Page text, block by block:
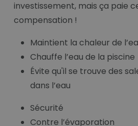
investissement, mais ça paie
compensation !
Maintient la chaleur de
Chauffe l’eau de la piscine
Évite qu'il se trouve des
dans l’eau
Sécurité
Contre l’évaporation